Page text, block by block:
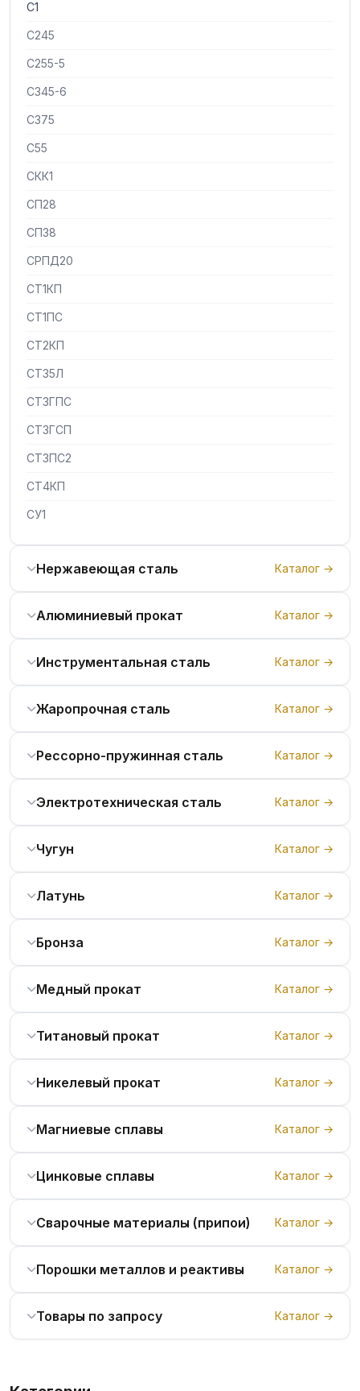
С1
С245
С255-5
С345-6
С375
С55
СКК1
СП28
СП38
СРПД20
СТ1КП
СТ1ПС
СТ2КП
СТ35Л
СТ3ГПС
СТ3ГСП
СТ3ПС2
СТ4КП
СУ1
Нержавеющая сталь Каталог →
Алюминиевый прокат Каталог →
Инструментальная сталь Каталог →
Жаропрочная сталь Каталог →
Рессорно-пружинная сталь Каталог →
Электротехническая сталь Каталог →
Чугун Каталог →
Латунь Каталог →
Бронза Каталог →
Медный прокат Каталог →
Титановый прокат Каталог →
Никелевый прокат Каталог →
Магниевые сплавы Каталог →
Цинковые сплавы Каталог →
Сварочные материалы (припои) Каталог →
Порошки металлов и реактивы Каталог →
Товары по запросу Каталог →